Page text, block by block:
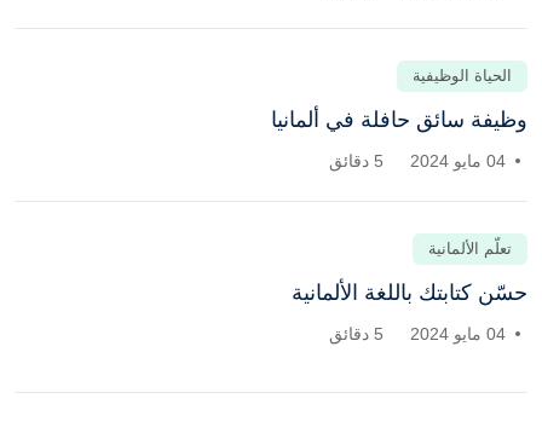
الحياة الوظيفية
وظيفة سائق حافلة في ألمانيا
04 مايو 2024 5 دقائق
تعلّم الألمانية
حسّن كتابتك باللغة الألمانية
04 مايو 2024 5 دقائق